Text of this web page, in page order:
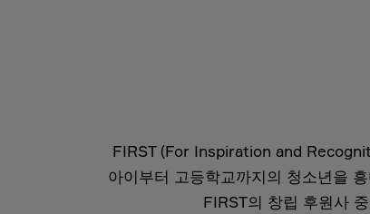
FIRST (For Inspiration and
아이부터 고등학교까지의 청소년을
FIRST의 창립 후원사